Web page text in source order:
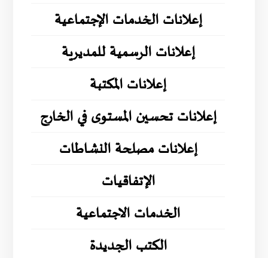
إعلانات الخدمات الإجتماعية
إعلانات الرسمية للمديرية
إعلانات المكتبة
إعلانات تحسين المستوى في الخارج
إعلانات مصلحة النشاطات
الإتفاقيات
الخدمات الاجتماعية
الكتب الجديدة